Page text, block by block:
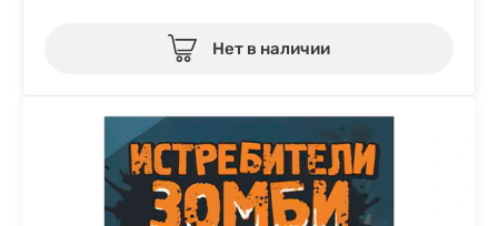
Нет в наличии